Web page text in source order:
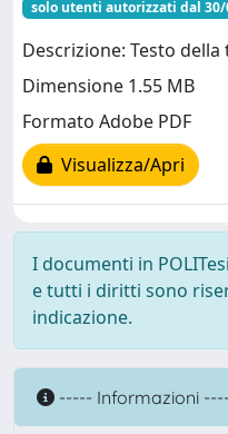
solo utenti autorizzati dal 30/
Descrizione: Testo della
Dimensione 1.55 MB
Formato Adobe PDF
Visualizza/Apri
I documenti in
e tutti i diritti sono
indicazione.
----- Informazioni